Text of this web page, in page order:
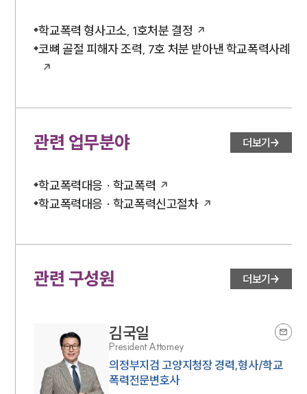
학교폭력 형사고소, 1호처분 결정
코뼈 골절 피해자 조력, 7호 처분 받아낸 학교폭력사례
관련 업무분야 더보기
학교폭력대응 · 학교폭력
학교폭력대응 · 학교폭력신고절차
관련 구성원 더보기
김국일
President Attorney
의정부지검 고양지청장 경력,형사/학교
폭력전문변호사